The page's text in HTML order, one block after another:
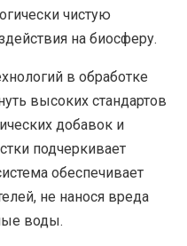
чистую
на биосферу.
в обработке
высоких стандартов
добавок и
подчеркивает
обеспечивает
не нанося вреда
воды.